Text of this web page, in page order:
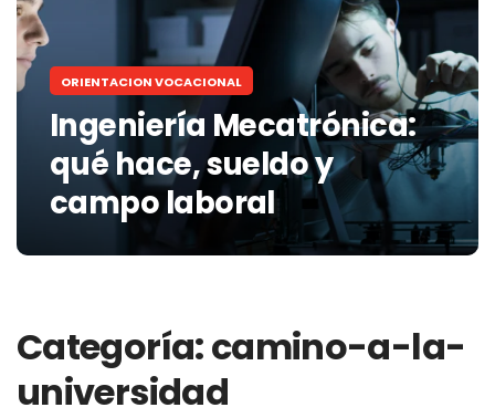
ORIENTACION VOCACIONAL
Ingeniería Mecatrónica:
qué hace, sueldo y
campo laboral
Categoría:camino-a-la-
universidad